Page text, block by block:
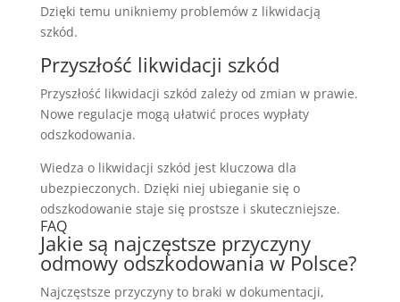
Dzięki temu unikniemy problemów z likwidacją
szkód.
Przyszłość likwidacji szkód
Przyszłość likwidacji szkód zależy od zmian w prawie.
Nowe regulacje mogą ułatwić proces wypłaty
odszkodowania.
Wiedza o likwidacji szkód jest kluczowa dla
ubezpieczonych. Dzięki niej ubieganie się o
odszkodowanie staje się prostsze i skuteczniejsze.
FAQ
Jakie są najczęstsze przyczyny
odmowy odszkodowania w Polsce?
Najczęstsze przyczyny to braki w dokumentacji,